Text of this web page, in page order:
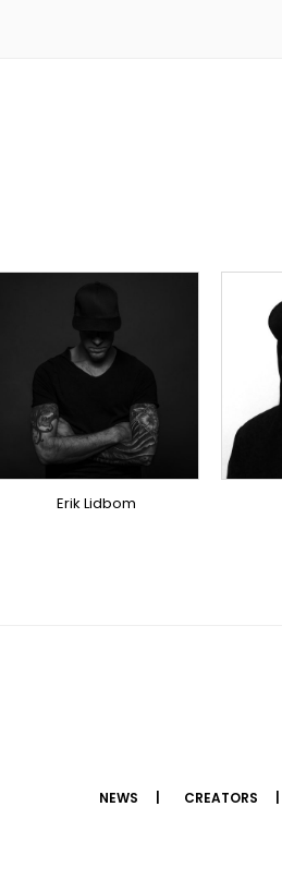
TOPLINER
PRODUCER
LYRICIST
OVERSEAS
Erik Lidbom
NEWS CREATORS